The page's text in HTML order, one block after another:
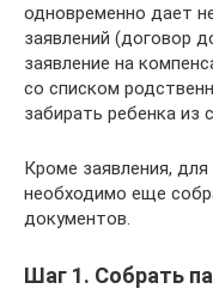
одновременно дает
заявлений (договор
заявление на
со списком
забирать ребенка из
Кроме заявления,
необходимо еще
документов.
Шаг 1. Собрать